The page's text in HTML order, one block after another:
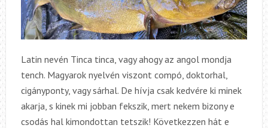
Latin nevén Tinca tinca, vagy ahogy az angol mondja
tench. Magyarok nyelvén viszont compó, doktorhal,
cigányponty, vagy sárhal. De hívja csak kedvére ki minek
akarja, s kinek mi jobban fekszik, mert nekem bizony e
csodás hal kimondottan tetszik! Következzen hát e